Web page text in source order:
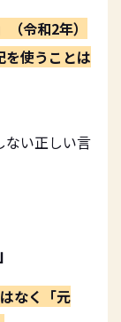
（令和2年）
使うことは
ない正しい言
なく「元